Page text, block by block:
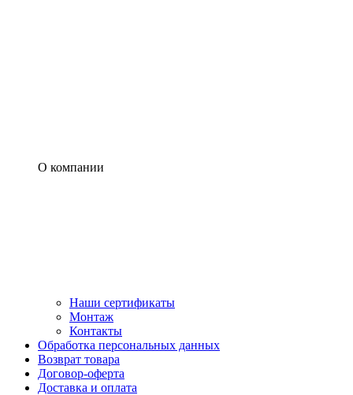
О компании
Наши сертификаты
Монтаж
Контакты
Обработка персональных данных
Возврат товара
Договор-оферта
Доставка и оплата